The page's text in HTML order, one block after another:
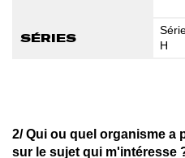
SÉRIES
H
2/ Qui ou quel organisme a
sur le sujet qui m'intéresse